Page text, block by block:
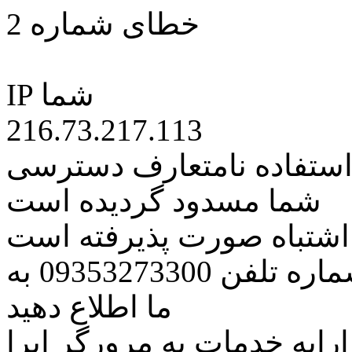
خطای شماره 2
IP شما
216.73.217.113
نامتعارف دسترسی
شما مسدود گردیده است
اشتباه صورت پذیرفته است
مراتب این مسئله را از طریق شماره تلفن 09353273300 به
ما اطلاع دهید
خدمات به مرورگر اپرا